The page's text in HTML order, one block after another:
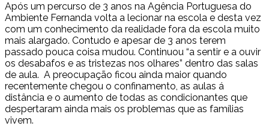
Após um percurso de 3 anos na Agência Portuguesa do
Ambiente Fernanda volta a lecionar na escola e desta vez
com um conhecimento da realidade fora da escola muito
mais alargado. Contudo e apesar de 3 anos terem
passado pouca coisa mudou. Continuou “a sentir e a ouvir
os desabafos e as tristezas nos olhares” dentro das salas
de aula. A preocupação ficou ainda maior quando
recentemente chegou o confinamento, as aulas á
distância e o aumento de todas as condicionantes que
despertaram ainda mais os problemas que as famílias
vivem.